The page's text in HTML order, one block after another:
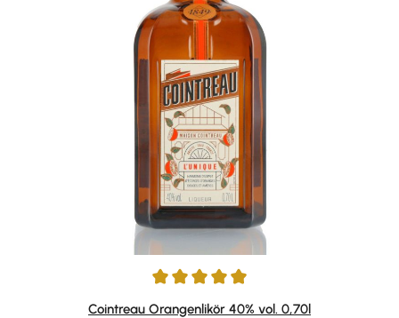
Average rating of 4.89 out of 5 stars
Cointreau Orangenlikör 40% vol. 0,70l